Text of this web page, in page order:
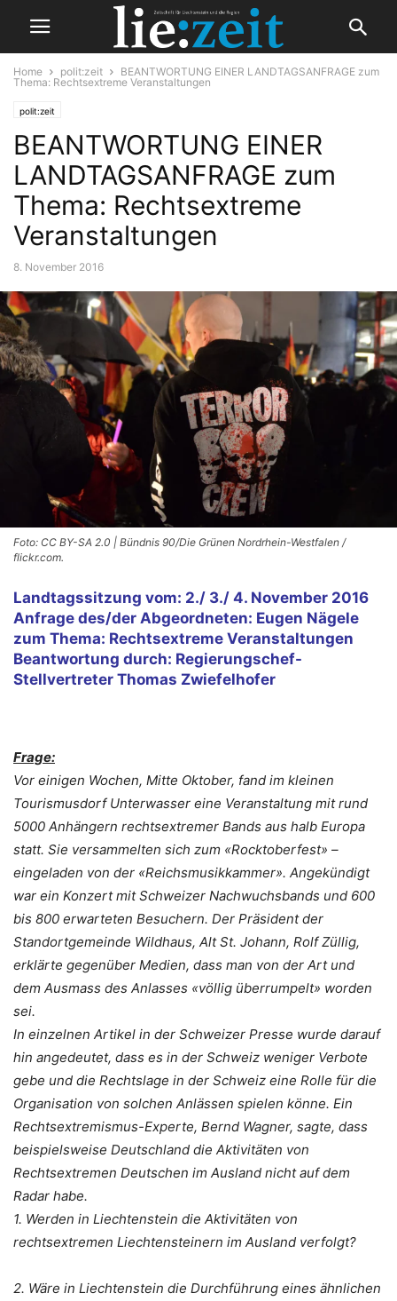
Home polit:zeit
BEANTWORTUNG EINER LANDTAGSANFRAGE zum
Thema: Rechtsextreme Veranstaltungen
polit:zeit
BEANTWORTUNG EINER
LANDTAGSANFRAGE zum
Thema: Rechtsextreme
Veranstaltungen
8. November 2016
Foto: CC BY-SA 2.0 | Bündnis 90/Die Grünen Nordrhein-Westfalen /
flickr.com.
Landtagssitzung vom: 2./ 3./ 4. November 2016
Anfrage des/der Abgeordneten: Eugen Nägele
zum Thema: Rechtsextreme Veranstaltungen
Beantwortung durch: Regierungschef-
Stellvertreter Thomas Zwiefelhofer
Frage:
Vor einigen Wochen, Mitte Oktober, fand im kleinen
Tourismusdorf Unterwasser eine Veranstaltung mit rund
5000 Anhängern rechtsextremer Bands aus halb Europa
statt. Sie versammelten sich zum «Rocktoberfest» –
eingeladen von der «Reichsmusikkammer». Angekündigt
war ein Konzert mit Schweizer Nachwuchsbands und 600
bis 800 erwarteten Besuchern. Der Präsident der
Standortgemeinde Wildhaus, Alt St. Johann, Rolf Züllig,
erklärte gegenüber Medien, dass man von der Art und
dem Ausmass des Anlasses «völlig überrumpelt» worden
sei.
In einzelnen Artikel in der Schweizer Presse wurde darauf
hin angedeutet, dass es in der Schweiz weniger Verbote
gebe und die Rechtslage in der Schweiz eine Rolle für die
Organisation von solchen Anlässen spielen könne. Ein
Rechtsextremismus-Experte, Bernd Wagner, sagte, dass
beispielsweise Deutschland die Aktivitäten von
Rechtsextremen Deutschen im Ausland nicht auf dem
Radar habe.
1. Werden in Liechtenstein die Aktivitäten von
rechtsextremen Liechtensteinern im Ausland verfolgt?
2. Wäre in Liechtenstein die Durchführung eines ähnlichen